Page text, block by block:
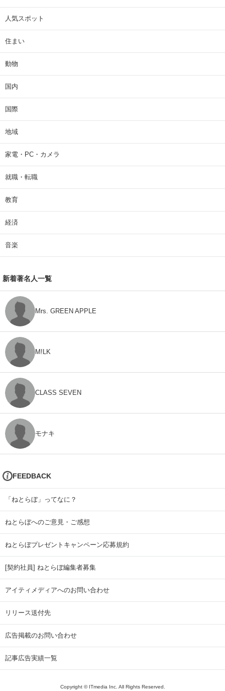
人気スポット
住まい
動物
国内
国際
地域
家電・PC・カメラ
就職・転職
教育
経済
音楽
新着著名人一覧
Mrs. GREEN APPLE
M!LK
CLASS SEVEN
モナキ
FEEDBACK
「ねとらぼ」ってなに？
ねとらぼへのご意見・ご感想
ねとらぼプレゼントキャンペーン応募規約
[契約社員] ねとらぼ編集者募集
アイティメディアへのお問い合わせ
リリース送付先
広告掲載のお問い合わせ
記事広告実績一覧
Copyright © ITmedia Inc. All Rights Reserved.